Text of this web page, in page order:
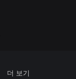
더 보기